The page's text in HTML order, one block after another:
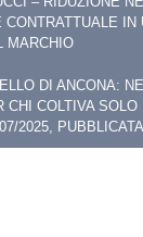
IN
MARCHIO
DI ANCONA:
CHI COLTIVA
2025,